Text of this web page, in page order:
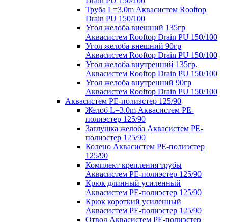
Труба L=3,0m Аквасистем Rooftop
Drain PU 150/100
Угол желоба внешний 135гр
Аквасистем Rooftop Drain PU 150/100
Угол желоба внешний 90гр
Аквасистем Rooftop Drain PU 150/100
Угол желоба внутренний 135гр.
Аквасистем Rooftop Drain PU 150/100
Угол желоба внутренний 90гр
Аквасистем Rooftop Drain PU 150/100
Аквасистем PE-полиэстер 125/90
Желоб L=3.0m Аквасистем PE-
полиэстер 125/90
Заглушка желоба Аквасистем PE-
полиэстер 125/90
Колено Аквасистем PE-полиэстер
125/90
Комплект крепления трубы
Аквасистем PE-полиэстер 125/90
Крюк длинный усиленный
Аквасистем PE-полиэстер 125/90
Крюк короткий усиленный
Аквасистем PE-полиэстер 125/90
Отвод Аквасистем РЕ-полиэстер